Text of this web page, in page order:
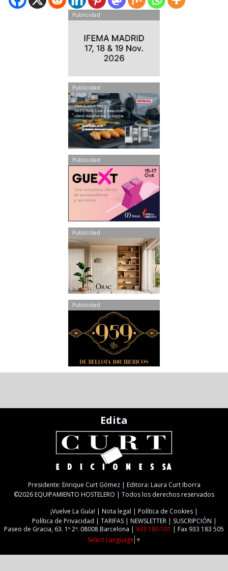
Publicidad
Publicidad
Publicidad
Publicidad
Publicidad
Edita
Presidente: Enrique Curt Gómez | Editora: Laura Curt Iborra
©2026 EQUIPAMIENTO HOSTELERO | Todos los derechos reservados
¡Vuelve La Guía!
Nota legal
Política de Cookies
Política de Privacidad
TARIFAS NEWSLETTER
SUSCRIPCIÓN
Paseo de Gracia, 63. 1º 2ª. 08008 Barcelona | 933 180 101 | Fax 933 183 505
Select Language ▼